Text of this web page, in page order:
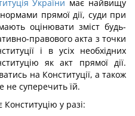
України має найвищу
прямої дії, суди при
оцінювати зміст будь-
правового акта з точки
і в усіх необхідних
як акт прямої дії.
на Конституції, а також
не суперечить їй.
Конституцію у разі: